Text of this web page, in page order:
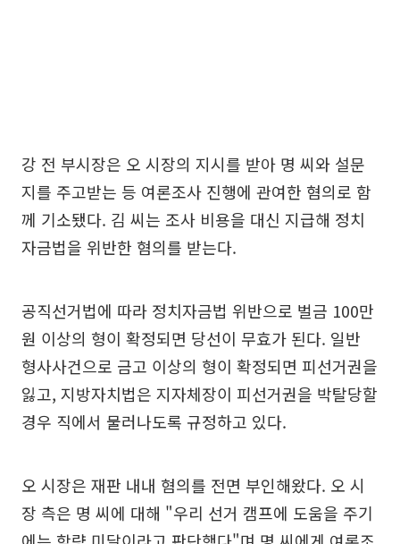
강 전 부시장은 오 시장의 지시를 받아 명 씨와 설문
지를 주고받는 등 여론조사 진행에 관여한 혐의로 함
께 기소됐다. 김 씨는 조사 비용을 대신 지급해 정치
자금법을 위반한 혐의를 받는다.
공직선거법에 따라 정치자금법 위반으로 벌금 100만
원 이상의 형이 확정되면 당선이 무효가 된다. 일반
형사사건으로 금고 이상의 형이 확정되면 피선거권을
잃고, 지방자치법은 지자체장이 피선거권을 박탈당할
경우 직에서 물러나도록 규정하고 있다.
오 시장은 재판 내내 혐의를 전면 부인해왔다. 오 시
장 측은 명 씨에 대해 "우리 선거 캠프에 도움을 주기